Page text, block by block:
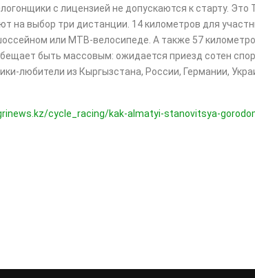
с лицензией не допускаются к старту. Это
на выбор три дистанции. 14 километров для
или МТВ-велосипеде. А также 57
быть массовым: ожидается приезд сотен
любители из Кыргызстана, России, Германии,
cycle_racing/kak-almatyi-stanovitsya-